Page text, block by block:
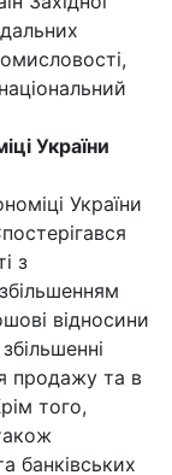
України
України
з
відносини
продажу та в
того,
банківських